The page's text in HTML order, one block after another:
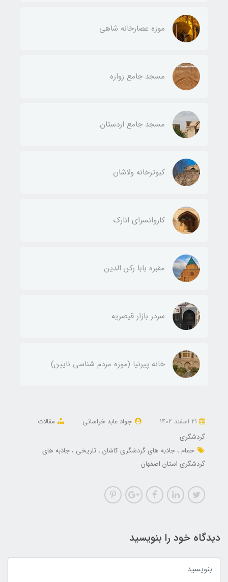
موزه عصارخانه شاهی
مسجد جامع زواره
مسجد جامع اردستان
کبوترخانه ولاشان
کاروانسرای انارک
مقبره بابا رکن الدین
سردر بازار قیصریه
خانه پیرنیا (موزه مردم شناسی نایین)
جواد عابد خراسانی
مقالات
گردشگری
حمام
جاذبه های گردشگری کاشان تاریخی
جاذبه های
گردشگری استان اصفهان
دیدگاه خود را بنویسید